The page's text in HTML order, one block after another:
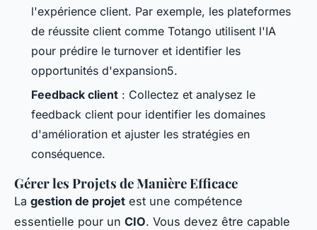
l'expérience client. Par exemple, les plateformes
de réussite client comme Totango utilisent l'IA
pour prédire le turnover et identifier les
opportunités d'expansion5.
Feedback client : Collectez et analysez le
feedback client pour identifier les domaines
d'amélioration et ajuster les stratégies en
conséquence.
Gérer les Projets de Manière Efficace
La gestion de projet est une compétence
essentielle pour un CIO. Vous devez être capable